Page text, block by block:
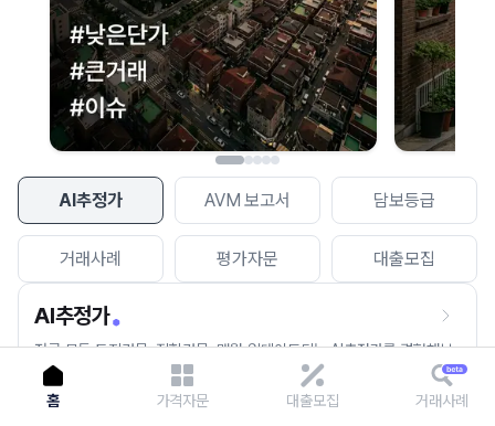
AI추정가 AVM 보고서 담보등급
거래사례 평가자문 대출모집
AI추정가
전국 모든 토지건물, 집합건물, 매월 업데이트되는 AI추정가를 경험해보
세요.
홈 가격자문 대출모집 거래사례